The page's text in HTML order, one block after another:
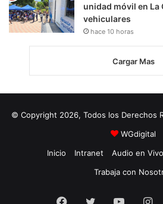
unidad móvil en La
vehiculares
hace 10 horas
Cargar Mas
© Copyright 2026, Todos los Derechos
WGdigital
Inicio
Intranet Audio en Vivo
Trabaja con
Facebook
Twitter YouTube